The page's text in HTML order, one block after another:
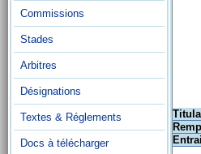
Commissions
Stades
Arbitres
Désignations
Textes & Réglements
Docs à télécharger